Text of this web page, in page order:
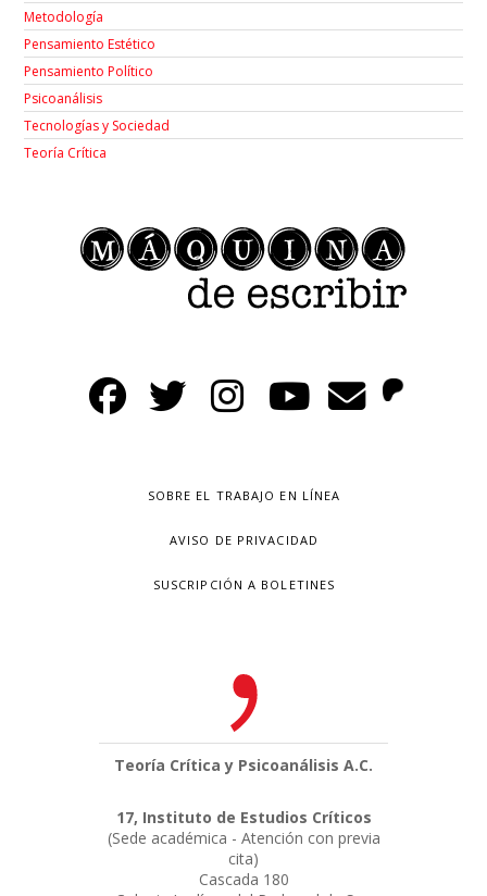
Metodología
Pensamiento Estético
Pensamiento Político
Psicoanálisis
Tecnologías y Sociedad
Teoría Crítica
SOBRE EL TRABAJO EN LÍNEA
AVISO DE PRIVACIDAD
SUSCRIPCIÓN A BOLETINES
Teoría Crítica y Psicoanálisis A.C.
17, Instituto de Estudios Críticos
(Sede académica - Atención con previa
cita)
Cascada 180